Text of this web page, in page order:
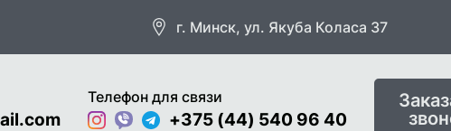
г. Минск, ул. Якуба Коласа 37
Телефон для связи
Instagram
ViberTelegram
+375 (44) 540 96 40